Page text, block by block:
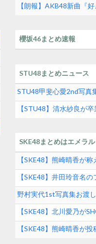
【朗報】AKB48新曲
櫻坂46まとめ速報
STU48まとめニュース
STU48甲斐心愛2nd写真
【STU48】清水紗良が
SKE48まとめはエメラル
【SKE48】熊崎晴香が
【SKE48】井田玲音名
グルメの実態とは？
野村実代1st写真集お渡
SKE48界隈トレンド速報
【SKE48】北川愛乃が
【SKE48】熊崎晴香が